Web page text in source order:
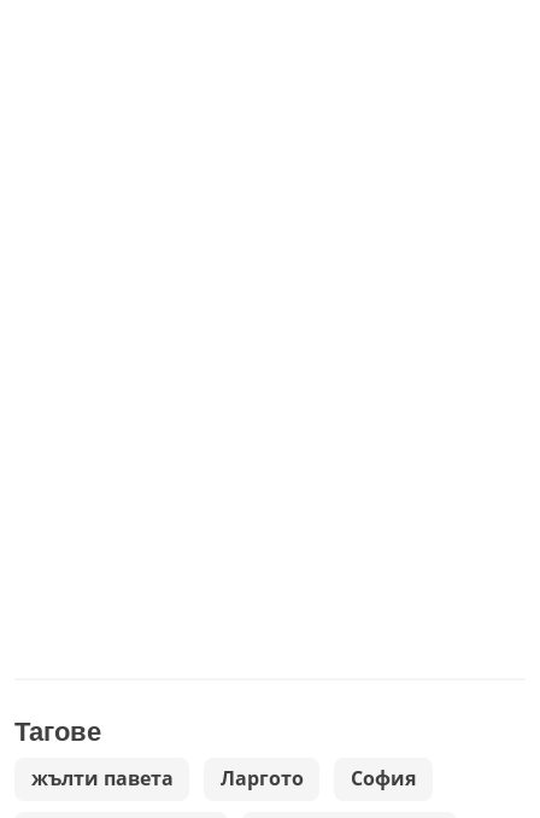
Тагове
жълти павета Ларгото София